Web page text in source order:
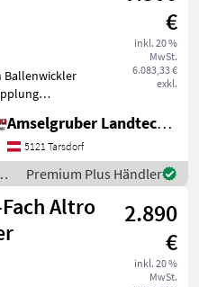
€
inkl. 20 %
MwSt.
6.083,33 €
exkl.
Ballenwickler
oder
Steuerung
Amselgruber Landtechnik GmbH
5121 Tarsdorf
/
Premium Plus Händler
Altro
2.890
€
inkl. 20 %
MwSt.